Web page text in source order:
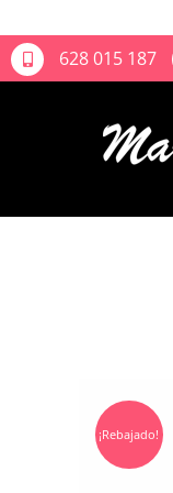
628 015 187
¡Rebajado!